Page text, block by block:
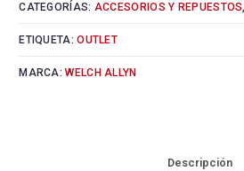
CATEGORÍAS: ACCESORIOS Y REPUESTOS,
ETIQUETA:OUTLET
MARCA:WELCH ALLYN
Descripción